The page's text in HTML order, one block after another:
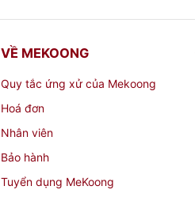
VỀ MEKOONG
Quy tắc ứng xử của Mekoong
Hoá đơn
Nhân viên
Bảo hành
Tuyển dụng MeKoong